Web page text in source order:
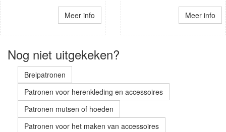
Meer info Meer info
Nog niet uitgekeken?
Breipatronen
Patronen voor herenkleding en accessoires
Patronen mutsen of hoeden
Patronen voor het maken van accessoires